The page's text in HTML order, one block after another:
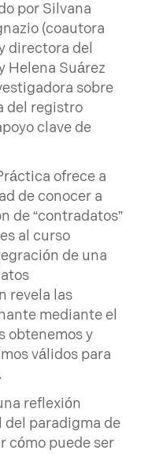
por Silvana
(coautora
directora del
Helena Suárez
sobre
del registro
clave de
ofrece a
de conocer a
de “contradatos”
al curso
de una
revela las
mediante el
obtenemos y
válidos para
reflexión
del paradigma de
cómo puede ser